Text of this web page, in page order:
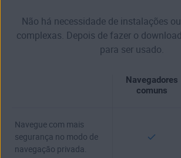
Não há necessidade de instalações
complexas. Depois de fazer o
para ser usado.
Navegadores
comuns
Navegue com mais
segurança no modo de
navegação privada.